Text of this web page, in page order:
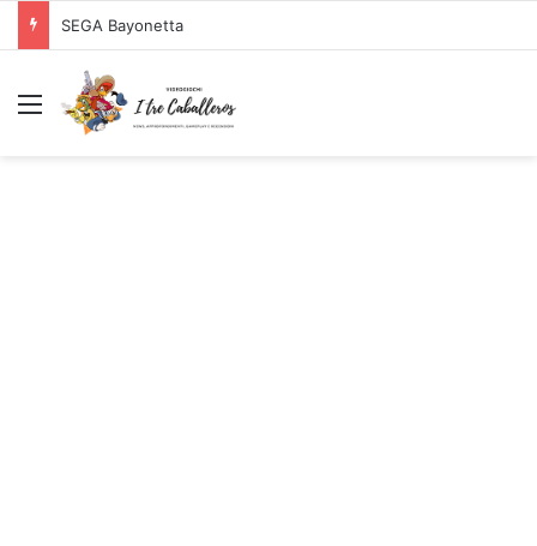
SEGA Bayonetta
Menu